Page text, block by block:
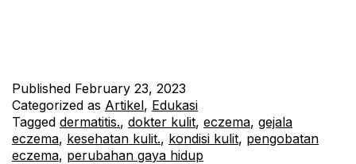
Published February 23, 2023
Categorized as Artikel, Edukasi
Tagged dermatitis., dokter kulit, eczema, gejala
eczema, kesehatan kulit., kondisi kulit, pengobatan
eczema, perubahan gaya hidup